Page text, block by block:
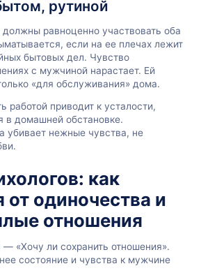
рутиной
должны равноценно участвовать оба
если на ее плечах лежит
бытовых дел. Чувство
с мужчиной нарастает. Ей
«для обслуживания» дома.
работой приводит к усталости,
в домашней обстановке.
убивает нежные чувства, не
как
от одиночества и
отношения
— «Хочу ли сохранить отношения».
состояние и чувства к мужчине